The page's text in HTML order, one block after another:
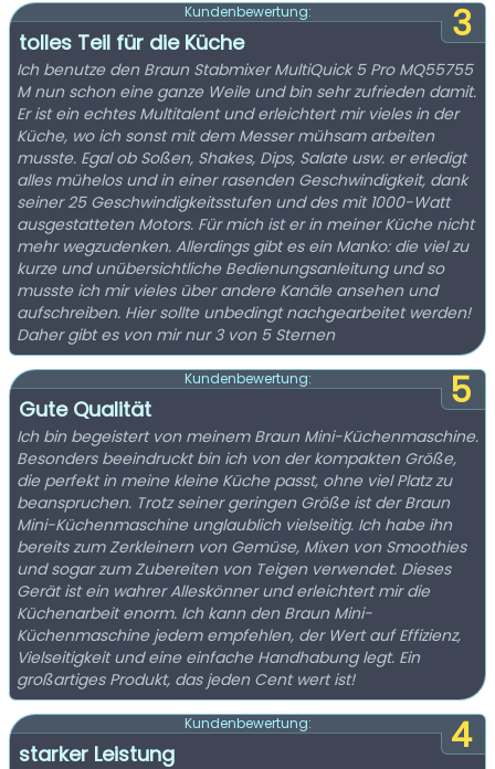
3
Kundenbewertung:
tolles Teil für die Küche
Ich benutze den Braun Stabmixer MultiQuick 5 Pro MQ55755
M nun schon eine ganze Weile und bin sehr zufrieden damit.
Er ist ein echtes Multitalent und erleichtert mir vieles in der
Küche, wo ich sonst mit dem Messer mühsam arbeiten
musste. Egal ob Soßen, Shakes, Dips, Salate usw. er erledigt
alles mühelos und in einer rasenden Geschwindigkeit, dank
seiner 25 Geschwindigkeitsstufen und des mit 1000-Watt
ausgestatteten Motors. Für mich ist er in meiner Küche nicht
mehr wegzudenken. Allerdings gibt es ein Manko: die viel zu
kurze und unübersichtliche Bedienungsanleitung und so
musste ich mir vieles über andere Kanäle ansehen und
aufschreiben. Hier sollte unbedingt nachgearbeitet werden!
Daher gibt es von mir nur 3 von 5 Sternen
5
Kundenbewertung:
Gute Qualität
Ich bin begeistert von meinem Braun Mini-Küchenmaschine.
Besonders beeindruckt bin ich von der kompakten Größe,
die perfekt in meine kleine Küche passt, ohne viel Platz zu
beanspruchen. Trotz seiner geringen Größe ist der Braun
Mini-Küchenmaschine unglaublich vielseitig. Ich habe ihn
bereits zum Zerkleinern von Gemüse, Mixen von Smoothies
und sogar zum Zubereiten von Teigen verwendet. Dieses
Gerät ist ein wahrer Alleskönner und erleichtert mir die
Küchenarbeit enorm. Ich kann den Braun Mini-
Küchenmaschine jedem empfehlen, der Wert auf Effizienz,
Vielseitigkeit und eine einfache Handhabung legt. Ein
großartiges Produkt, das jeden Cent wert ist!
4
Kundenbewertung:
starker Leistung